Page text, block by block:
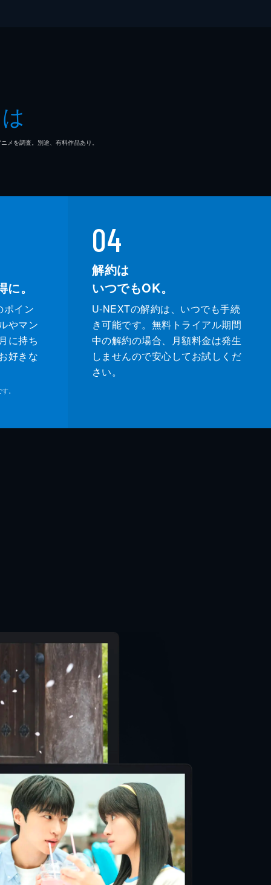
を調査。別途、有料作品あり。
。
ポイン
やマン
に持ち
好きな
。
04
解約は
いつでもOK。
U-NEXTの解約は、いつでも手続
き可能です。無料トライアル期間
中の解約の場合、月額料金は発生
しませんので安心してお試しくだ
さい。